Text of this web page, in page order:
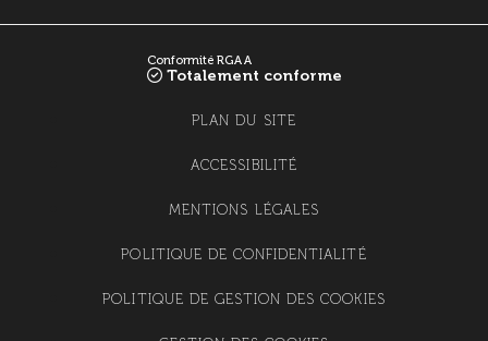
©OpenStreetMap
Conformité RGAA
Totalement conforme
PLAN DU SITE
ACCESSIBILITÉ
MENTIONS LÉGALES
POLITIQUE DE CONFIDENTIALITÉ
POLITIQUE DE GESTION DES COOKIES